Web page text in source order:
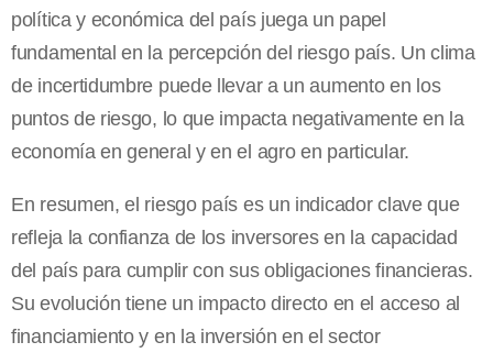
política y económica del país juega un papel
fundamental en la percepción del riesgo país. Un clima
de incertidumbre puede llevar a un aumento en los
puntos de riesgo, lo que impacta negativamente en la
economía en general y en el agro en particular.
En resumen, el riesgo país es un indicador clave que
refleja la confianza de los inversores en la capacidad
del país para cumplir con sus obligaciones financieras.
Su evolución tiene un impacto directo en el acceso al
financiamiento y en la inversión en el sector